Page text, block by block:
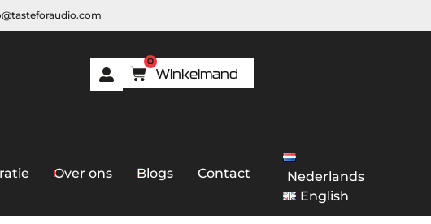
0
Over ons Blogs Contact
Nederlands
English